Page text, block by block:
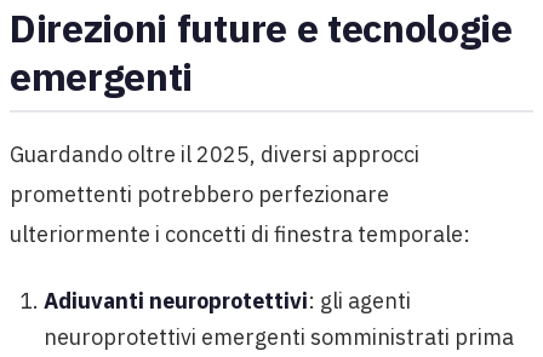
Direzioni future e tecnologie
emergenti
Guardando oltre il 2025, diversi approcci
promettenti potrebbero perfezionare
ulteriormente i concetti di finestra temporale:
Adiuvanti neuroprotettivi: gli agenti
neuroprotettivi emergenti somministrati prima